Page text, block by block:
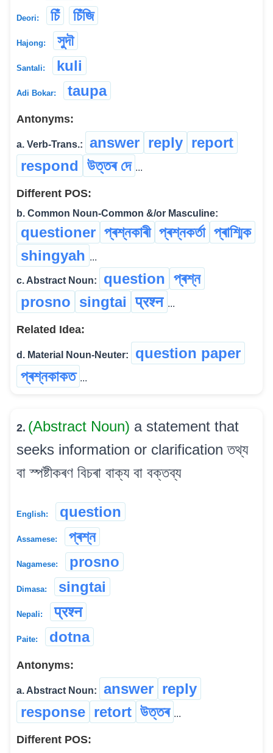
Deori: চিঁ চিঁজি
Hajong: সুদৗ
Santali: kuli
Adi Bokar: taupa
Antonyms:
a. Verb-Trans.: answer reply report
respond উত্তৰ দে ...
Different POS:
b. Common Noun-Common &/or Masculine:
questioner প্ৰশ্নকাৰী প্ৰশ্নকৰ্তা প্ৰাশ্মিক
shingyah ...
c. Abstract Noun: question প্ৰশ্ন
prosno singtai प्रश्न ...
Related Idea:
d. Material Noun-Neuter:
question paper
প্ৰশ্নকাকত ...
2. (Abstract Noun) a statement that
seeks information or clarification তথ্য
বা স্পষ্টীকৰণ বিচৰা বাক্য বা বক্তব্য
English: question
Assamese: প্ৰশ্ন
Nagamese: prosno
Dimasa: singtai
Nepali: प्रश्न
Paite: dotna
Antonyms:
a. Abstract Noun: answer reply
response retort উত্তৰ ...
Different POS: